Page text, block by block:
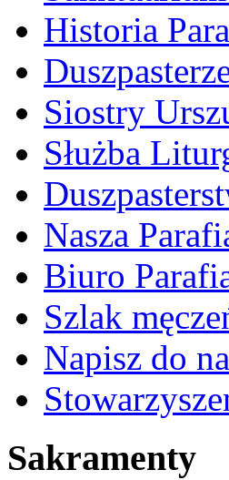
Historia
Siostry
Służba
Nasza
Biuro
Szlak
Napisz do
Sakramenty